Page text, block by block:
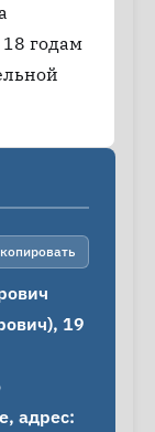
годам
19
адрес: